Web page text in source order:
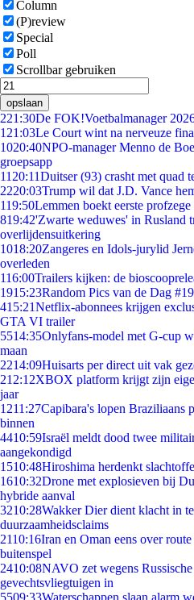
Column
(P)review
Special
Poll
Scrollbar gebruiken
opslaan
221:30De FOK!Voetbalmanager
1 21:03Le Court wint na nerveuze
1020:40NPO-manager Menno de
groepsapp
11 20:11Duitser (93) crasht met quad
2220:03Trump wil dat J.D. Vance
119:50Lemmen boekt eerste
819:42'Zwarte weduwes' in Rusland
overlijdensuitkering
1018:20Zangeres en Idols-jurylid
overleden
116:00Trailers kijken: de
1915:23Random Pics van de Dag
415:21Netflix-abonnees krijgen
GTA VI trailer
5514:35Onlyfans-model met G-cup
maan
2214:09Huisarts per direct uit vak
212:12XBOX platform krijgt zijn
jaar
1211:27Capibara's lopen Braziliaans
binnen
4410:59Israël meldt dood twee
aangekondigd
1510:48Hiroshima herdenkt
1610:32Drone met explosieven bij
hybride aanval
3210:28Wakker Dier dient klacht in
duurzaamheidsclaims
2110:16Iran en Oman eens over
buitenspel
2410:08NAVO zet wegens
gevechtsvliegtuigen in
5509:33Waterschappen slaan alarm